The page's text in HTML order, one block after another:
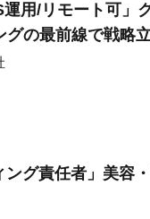
運用/リモート可
グの最前線で戦略
ング責任者」美容